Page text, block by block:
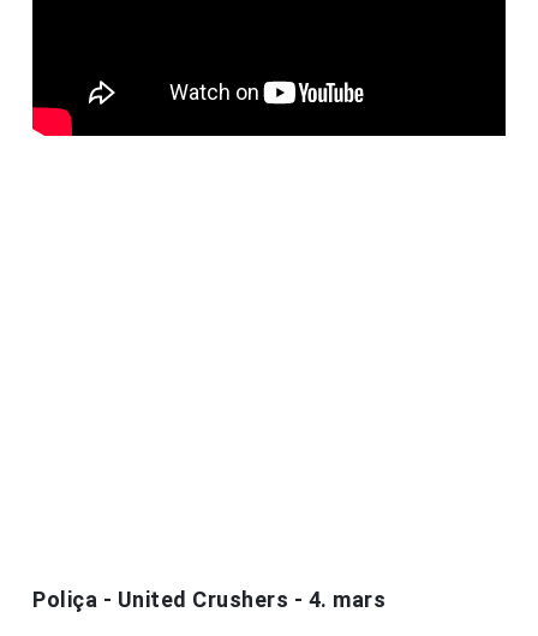
Poliça - United Crushers - 4. mars